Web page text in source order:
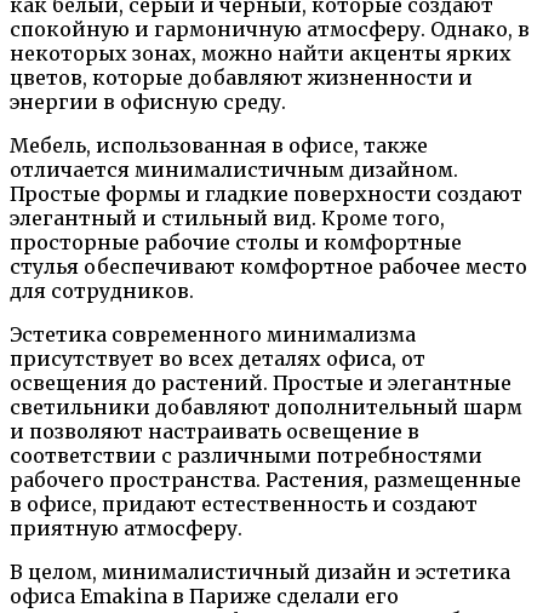
спокойную и гармоничную атмосферу. Однако, в
некоторых зонах, можно найти акценты ярких
цветов, которые добавляют жизненности и
энергии в офисную среду.
Мебель, использованная в офисе, также
отличается минималистичным дизайном.
Простые формы и гладкие поверхности создают
элегантный и стильный вид. Кроме того,
просторные рабочие столы и комфортные
стулья обеспечивают комфортное рабочее место
для сотрудников.
Эстетика современного минимализма
присутствует во всех деталях офиса, от
освещения до растений. Простые и элегантные
светильники добавляют дополнительный шарм
и позволяют настраивать освещение в
соответствии с различными потребностями
рабочего пространства. Растения, размещенные
в офисе, придают естественность и создают
приятную атмосферу.
В целом, минималистичный дизайн и эстетика
офиса Emakina в Париже сделали его